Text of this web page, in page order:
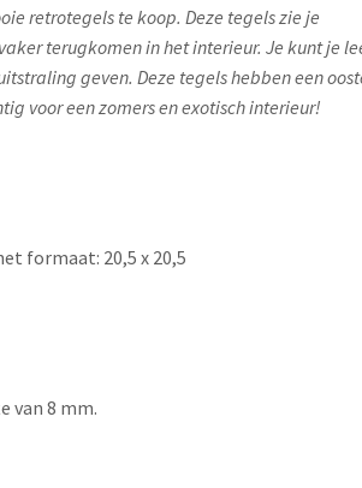
retrotegels te koop. Deze tegels zie je
terugkomen in het interieur. Je kunt je
geven. Deze tegels hebben een
voor een zomers en exotisch interieur!
formaat: 20,5 x 20,5
van 8 mm.